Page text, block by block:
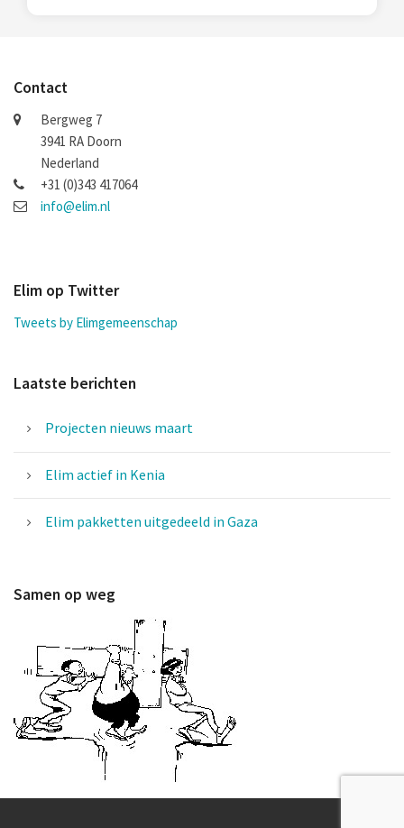
Contact
Bergweg 7
3941 RA Doorn
Nederland
+31 (0)343 417064
info@elim.nl
Elim op Twitter
Tweets by Elimgemeenschap
Laatste berichten
Projecten nieuws maart
Elim actief in Kenia
Elim pakketten uitgedeeld in Gaza
Samen op weg